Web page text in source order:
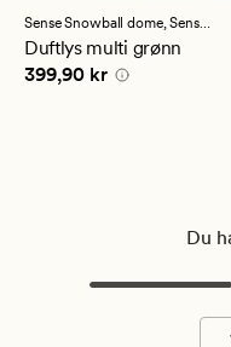
Sense Snowball dome,Sense the Moment
Duftlys multi grønn
Pris 399,90 kr
399,90 kr
Du